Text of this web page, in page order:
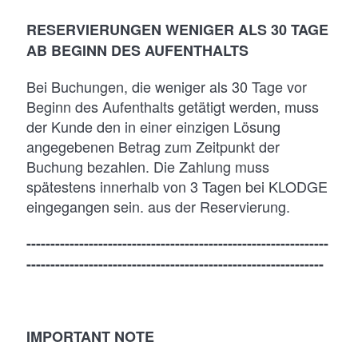
RESERVIERUNGEN WENIGER ALS 30 TAGE
AB BEGINN DES AUFENTHALTS
Bei Buchungen, die weniger als 30 Tage vor
Beginn des Aufenthalts getätigt werden, muss
der Kunde den in einer einzigen Lösung
angegebenen Betrag zum Zeitpunkt der
Buchung bezahlen. Die Zahlung muss
spätestens innerhalb von 3 Tagen bei KLODGE
eingegangen sein. aus der Reservierung.
---------------------------------------------------------------
--------------------------------------------------------------
IMPORTANT NOTE